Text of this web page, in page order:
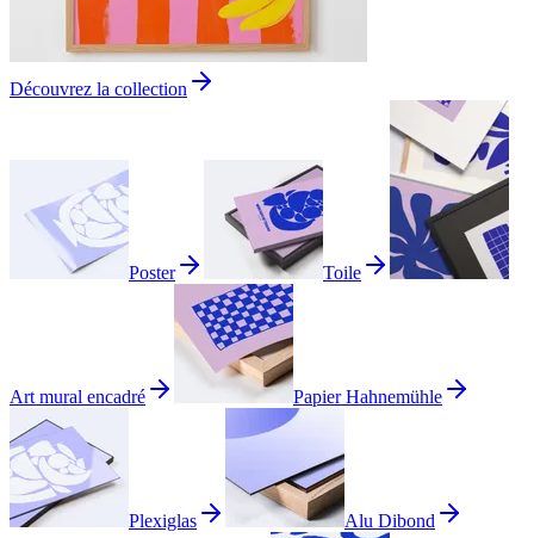
Découvrez la collection
Poster Toile
Art mural encadré Papier Hahnemühle
Plexiglas Alu Dibond